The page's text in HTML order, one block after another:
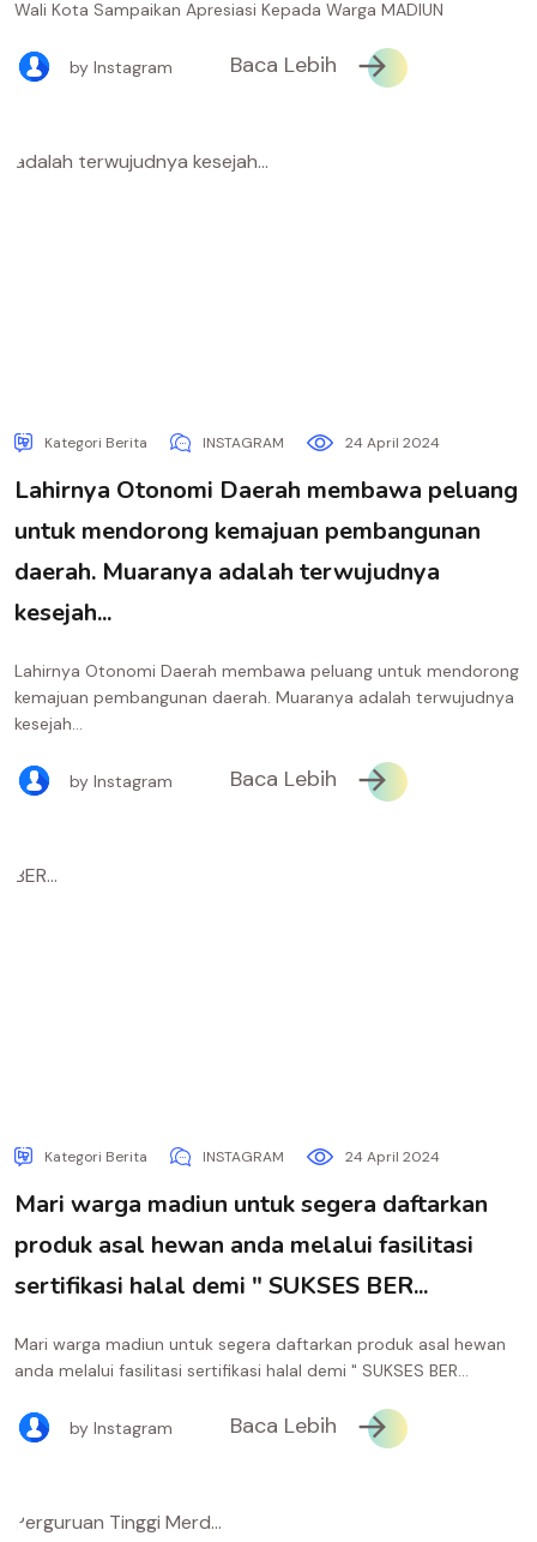
Wali Kota Sampaikan Apresiasi Kepada Warga MADIUN
by Instagram Baca Lebih
Kategori Berita INSTAGRAM 24 April 2024
Lahirnya Otonomi Daerah membawa peluang
untuk mendorong kemajuan pembangunan
daerah. Muaranya adalah terwujudnya
kesejah...
Lahirnya Otonomi Daerah membawa peluang untuk mendorong
kemajuan pembangunan daerah. Muaranya adalah terwujudnya
kesejah...
by Instagram Baca Lebih
Kategori Berita INSTAGRAM 24 April 2024
Mari warga madiun untuk segera daftarkan
produk asal hewan anda melalui fasilitasi
sertifikasi halal demi " SUKSES BER...
Mari warga madiun untuk segera daftarkan produk asal hewan
anda melalui fasilitasi sertifikasi halal demi " SUKSES BER...
by Instagram Baca Lebih